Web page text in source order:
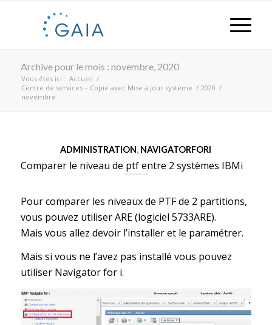
Archive pour le mois : novembre, 2020
Vous êtes ici : Accueil /
Centre de services – Copie avec Mise à jour système / 2020 /
novembre
ADMINISTRATION, NAVIGATORFORI
Comparer le niveau de ptf entre 2 systèmes IBMi
Pour comparer les niveaux de PTF de 2 partitions,
vous pouvez utiliser ARE (logiciel 5733ARE).
Mais vous allez devoir l’installer et le paramétrer.
Mais si vous ne l’avez pas installé vous pouvez
utiliser Navigator for i.